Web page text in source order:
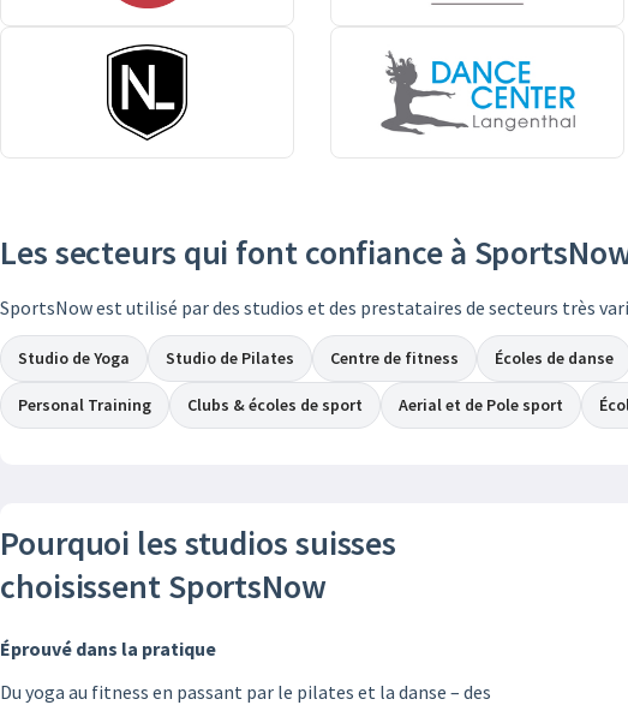
Les secteurs qui font confiance à
SportsNow est utilisé par des studios et des prestataires de secteurs très
Studio de Yoga Studio de Pilates Centre de fitness Écoles de danse
Personal Training Clubs & écoles de sport Aerial et de Pole sport
Pourquoi les studios suisses
choisissent SportsNow
Éprouvé dans la pratique
Du yoga au fitness en passant par le pilates et la danse – des